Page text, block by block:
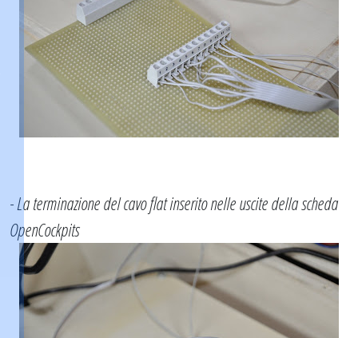
- La terminazione del cavo flat inserito nelle uscite della scheda
OpenCockpits